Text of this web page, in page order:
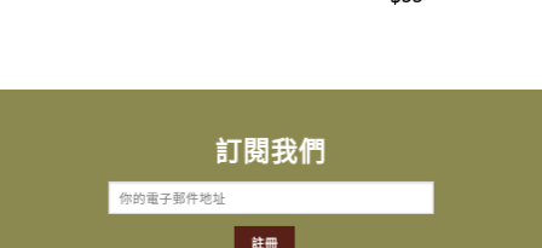
訂閱我們